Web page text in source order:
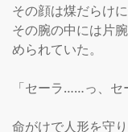
その顔は煤だらけ
その腕の中には片
められていた。
「セーラ……っ、
命がけで人形を守